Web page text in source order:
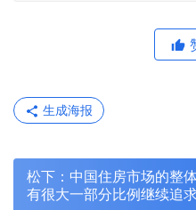
生成海报
松下：中国住房市场的整
有很大一部分比例继续追